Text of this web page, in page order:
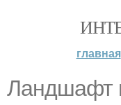
главная
Ландшафт